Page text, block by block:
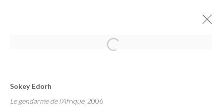
SOKEY EDORH 17 JANVIER - 10 FÉVRIER 2024
PARIS
Sokey Edorh
Le gendarme de l'Afrique, 2006